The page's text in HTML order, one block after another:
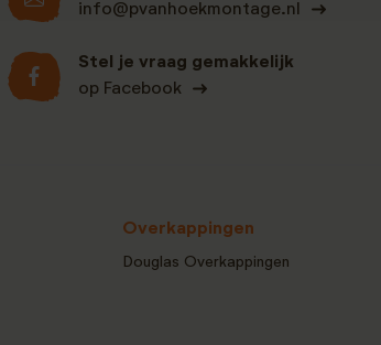
info@pvanhoekmontage.nl
Stel je vraag gemakkelijk
op Facebook
Overkappingen
Douglas Overkappingen